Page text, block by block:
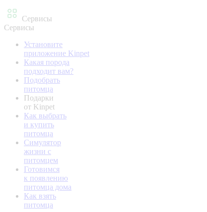
Сервисы
Сервисы
Установите
приложение Kinpet
Какая порода
подходит вам?
Подобрать
питомца
Подарки
от Kinpet
Как выбрать
и купить
питомца
Симулятор
жизни с
питомцем
Готовимся
к появлению
питомца дома
Как взять
питомца